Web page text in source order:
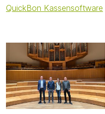
QuickBon Kassensoftware